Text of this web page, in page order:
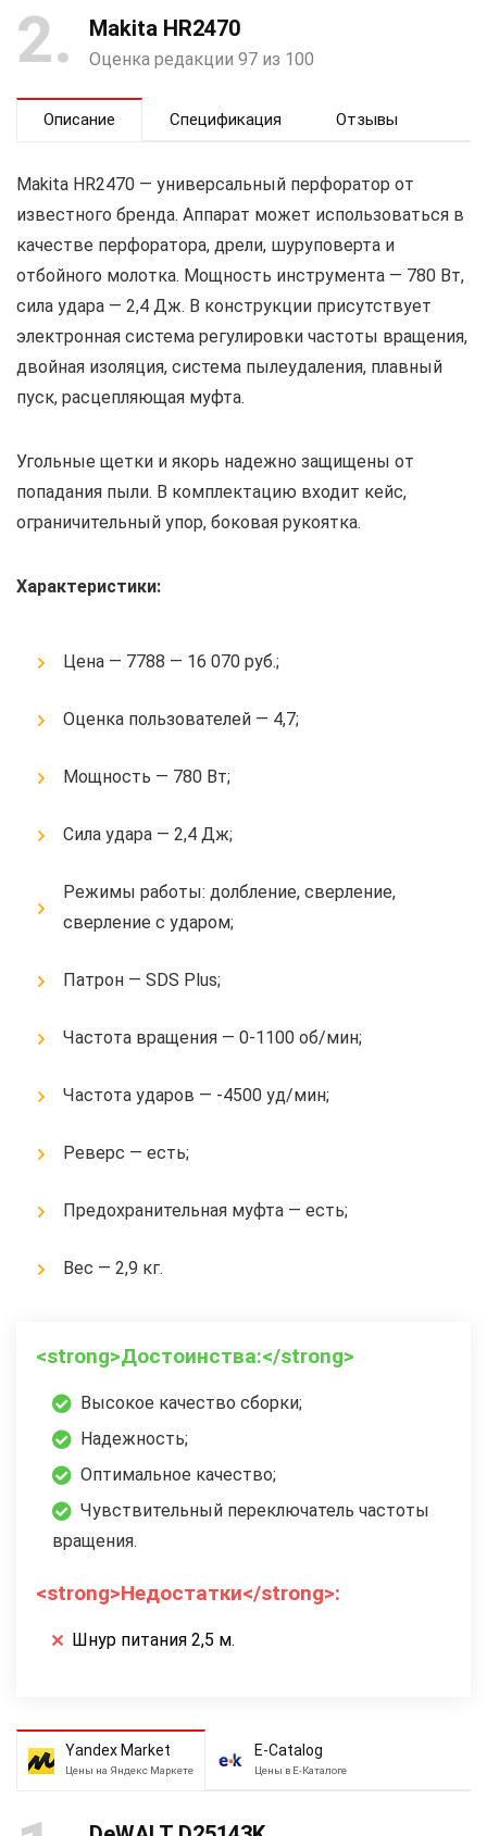
2 Makita HR2470
Оценка редакции 97 из 100
Описание Спецификация Отзывы
Makita HR2470 — универсальный перфоратор от
известного бренда. Аппарат может использоваться в
качестве перфоратора, дрели, шуруповерта и
отбойного молотка. Мощность инструмента — 780 Вт,
сила удара — 2,4 Дж. В конструкции присутствует
электронная система регулировки частоты вращения,
двойная изоляция, система пылеудаления, плавный
пуск, расцепляющая муфта.
Угольные щетки и якорь надежно защищены от
попадания пыли. В комплектацию входит кейс,
ограничительный упор, боковая рукоятка.
Характеристики:
Цена — 7788 — 16 070 руб.;
Оценка пользователей — 4,7;
Мощность — 780 Вт;
Сила удара — 2,4 Дж;
Режимы работы: долбление, сверление,
сверление с ударом;
Патрон — SDS Plus;
Частота вращения — 0-1100 об/мин;
Частота ударов — -4500 уд/мин;
Реверс — есть;
Предохранительная муфта — есть;
Вес — 2,9 кг.
<strong>Достоинства:</strong>
Высокое качество сборки;
Надежность;
Оптимальное качество;
Чувствительный переключатель частоты
вращения.
<strong>Недостатки</strong>:
Шнур питания 2,5 м.
Yandex Market
Цены на Яндекс Маркете
E-Catalog
Цены в Е-Каталоге